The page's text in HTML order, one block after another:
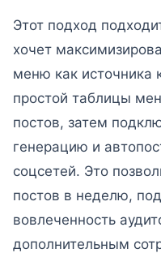
Этот подход
хочет
меню как источника
простой таблицы
постов, затем
генерацию и
соцсетей. Это
постов в неделю,
вовлеченность
дополнительным